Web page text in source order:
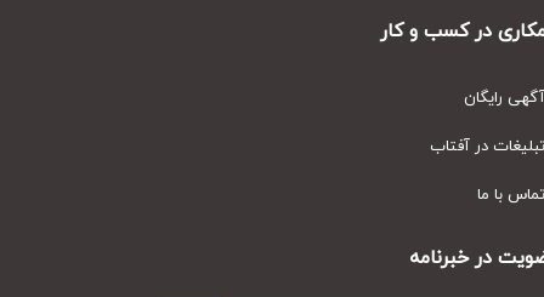
در کسب و کار
رایگان
در آفتاب
با ما
در خبرنامه